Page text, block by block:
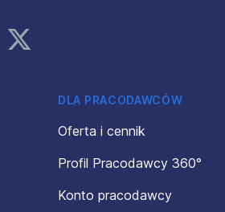
Instagram
DLA PRACODAWCÓW
Oferta i cennik
Profil Pracodawcy 360°
Konto pracodawcy